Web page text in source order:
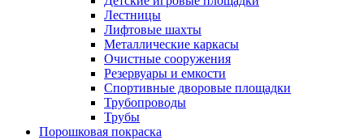
Лестницы
Лифтовые шахты
Металлические каркасы
Очистные сооружения
Резервуары и емкости
Спортивные дворовые площадки
Трубопроводы
Трубы
Порошковая покраска